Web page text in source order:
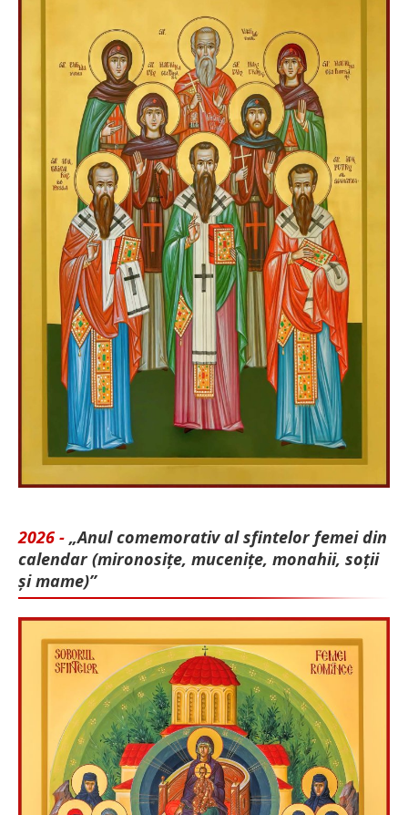
2026 - „Anul comemorativ al sfintelor femei din
calendar (mironosițe, mu­cenițe, monahii, soții
și mame)”